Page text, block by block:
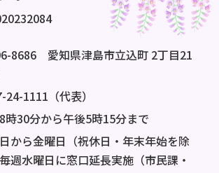
8686 愛知県津島市立込町 2丁目21
24-1111（代表）
時30分から午後5時15分まで
から金曜日（祝休日・年末年始を除
週水曜日に窓口延長実施（市民課・